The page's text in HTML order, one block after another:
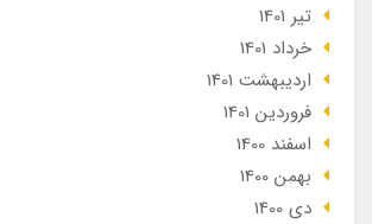
تير 1401
خرداد 1401
ارديبهشت 1401
فروردین 1401
اسفند 1400
بهمن 1400
دی 1400